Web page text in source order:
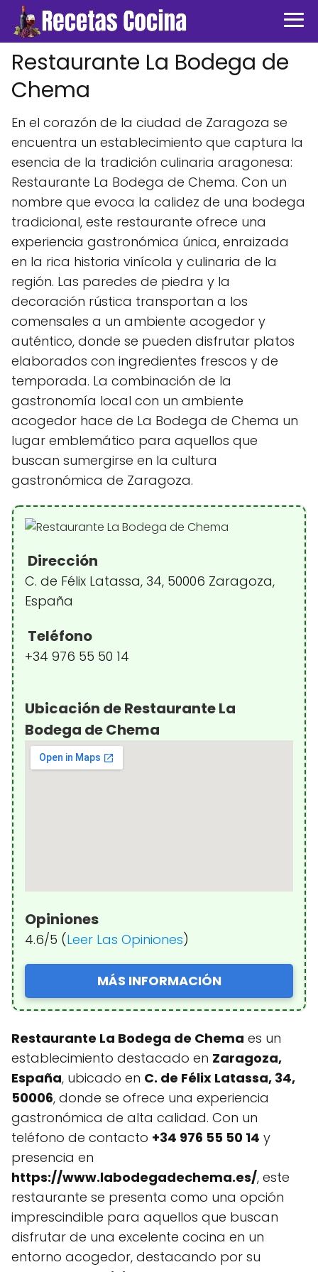
Restaurante La Bodega de
Chema
En el corazón de la ciudad de Zaragoza se
encuentra un establecimiento que captura la
esencia de la tradición culinaria aragonesa:
Restaurante La Bodega de Chema. Con un
nombre que evoca la calidez de una bodega
tradicional, este restaurante ofrece una
experiencia gastronómica única, enraizada
en la rica historia vinícola y culinaria de la
región. Las paredes de piedra y la
decoración rústica transportan a los
comensales a un ambiente acogedor y
auténtico, donde se pueden disfrutar platos
elaborados con ingredientes frescos y de
temporada. La combinación de la
gastronomía local con un ambiente
acogedor hace de La Bodega de Chema un
lugar emblemático para aquellos que
buscan sumergirse en la cultura
gastronómica de Zaragoza.
Dirección
C. de Félix Latassa, 34, 50006 Zaragoza,
España
Teléfono
+34 976 55 50 14
Ubicación de Restaurante La
Bodega de Chema
Opiniones
4.6/5 (Leer Las Opiniones)
MÁS INFORMACIÓN
Restaurante La Bodega de Chema es un
establecimiento destacado en Zaragoza,
España, ubicado en C. de Félix Latassa, 34,
50006, donde se ofrece una experiencia
gastronómica de alta calidad. Con un
teléfono de contacto +34 976 55 50 14 y
presencia en
https://www.labodegadechema.es/, este
restaurante se presenta como una opción
imprescindible para aquellos que buscan
disfrutar de una excelente cocina en un
entorno acogedor, destacando por su